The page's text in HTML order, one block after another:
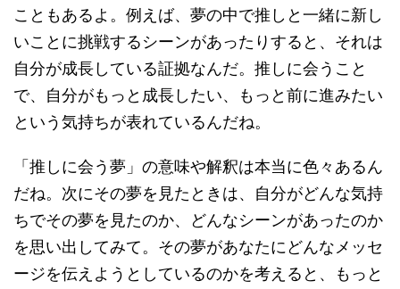
こともあるよ。例えば、夢の中で推しと一緒に新し
いことに挑戦するシーンがあったりすると、それは
自分が成長している証拠なんだ。推しに会うこと
で、自分がもっと成長したい、もっと前に進みたい
という気持ちが表れているんだね。
「推しに会う夢」の意味や解釈は本当に色々あるん
だね。次にその夢を見たときは、自分がどんな気持
ちでその夢を見たのか、どんなシーンがあったのか
を思い出してみて。その夢があなたにどんなメッセ
ージを伝えようとしているのかを考えると、もっと